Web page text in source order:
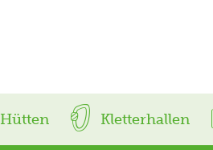
Hütten Kletterhallen